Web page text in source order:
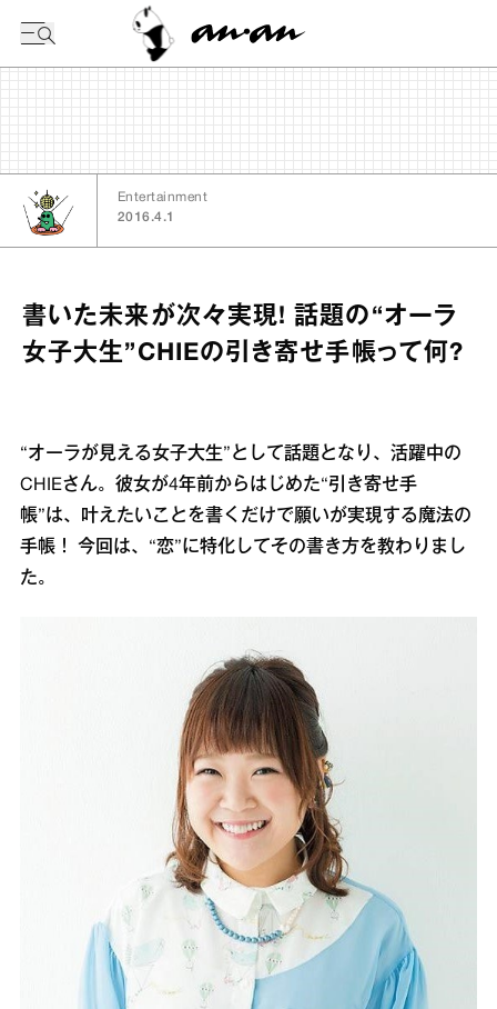
Entertainment
2016.4.1
書いた未来が次々実現! 話題の“オーラ
女子大生”CHIEの引き寄せ手帳って何?
“オーラが見える女子大生”として話題となり、活躍中の
CHIEさん。彼女が4年前からはじめた“引き寄せ手
帳”は、叶えたいことを書くだけで願いが実現する魔法の
手帳！ 今回は、“恋”に特化してその書き方を教わりまし
た。